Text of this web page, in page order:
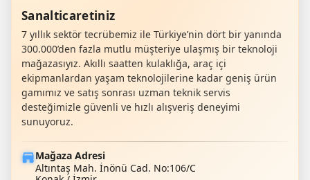
Sanalticaretiniz
7 yıllık sektör tecrübemiz ile Türkiye’nin dört bir yanında
300.000’den fazla mutlu müşteriye ulaşmış bir teknoloji
mağazasıyız. Akıllı saatten kulaklığa, araç içi
ekipmanlardan yaşam teknolojilerine kadar geniş ürün
gamımız ve satış sonrası uzman teknik servis
desteğimizle güvenli ve hızlı alışveriş deneyimi
sunuyoruz.
Mağaza Adresi
Altıntaş Mah. İnönü Cad. No:106/C